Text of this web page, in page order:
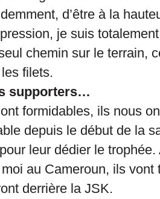
d’être à la
je suis
chemin sur le terrain,
filets.
supporters…
formidables, ils nous
depuis le début de la
leur dédier le
au Cameroun, ils vont
derrière la JSK.